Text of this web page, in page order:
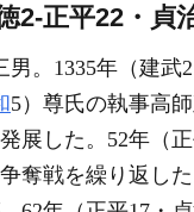
2-正平22・貞
。1335年（建
5）尊氏の執事高
展した。52年（
奪戦を繰り返し